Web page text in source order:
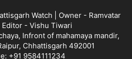
Watch | Owner - Ramvatar
- Vishu Tiwari
Infront of mahamaya mandir,
Chhattisgarh 492001
+91 9584111234